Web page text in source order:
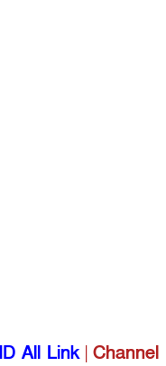
All Link| Channel